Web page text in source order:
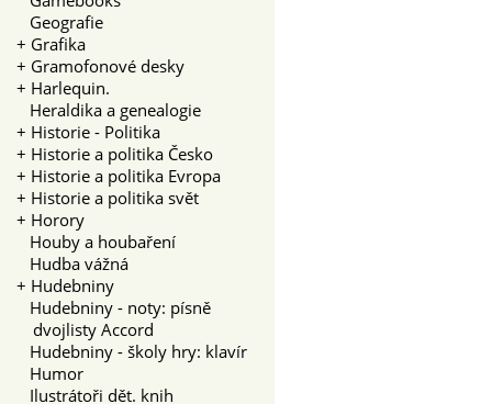
Geografie
+ Grafika
+ Gramofonové desky
+ Harlequin.
Heraldika a genealogie
+ Historie - Politika
+ Historie a politika Česko
+ Historie a politika Evropa
+ Historie a politika svět
+ Horory
Houby a houbaření
Hudba vážná
+ Hudebniny
Hudebniny - noty: písně
dvojlisty Accord
Hudebniny - školy hry: klavír
Humor
Ilustrátoři dět. knih